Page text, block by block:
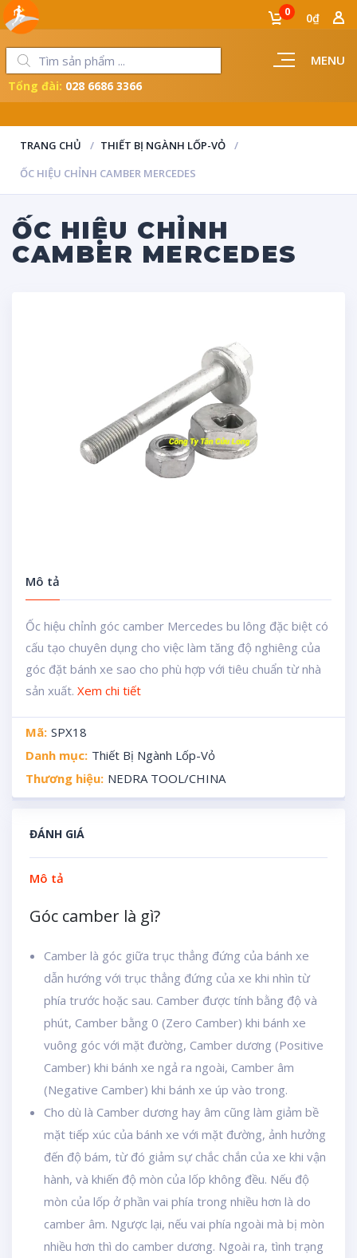
MENU
0 0₫
Tổng đài: 028 6686 3366
TRANG CHỦ
THIẾT BỊ NGÀNH LỐP-VỎ
ỐC HIỆU CHỈNH CAMBER MERCEDES
ỐC HIỆU CHỈNH
CAMBER MERCEDES
Mô tả
Ốc hiệu chỉnh góc camber Mercedes bu lông đặc biệt có
cấu tạo chuyên dụng cho việc làm tăng độ nghiêng của
góc đặt bánh xe sao cho phù hợp với tiêu chuẩn từ nhà
sản xuất. Xem chi tiết
Mã: SPX18
Danh mục: Thiết Bị Ngành Lốp-Vỏ
Thương hiệu: NEDRA TOOL/CHINA
ĐÁNH GIÁ
Mô tả
Góc camber là gì?
Camber là góc giữa trục thẳng đứng của bánh xe
dẫn hướng với trục thẳng đứng của xe khi nhìn từ
phía trước hoặc sau. Camber được tính bằng độ và
phút, Camber bằng 0 (Zero Camber) khi bánh xe
vuông góc với mặt đường, Camber dương (Positive
Camber) khi bánh xe ngả ra ngoài, Camber âm
(Negative Camber) khi bánh xe úp vào trong.
Cho dù là Camber dương hay âm cũng làm giảm bề
mặt tiếp xúc của bánh xe với mặt đường, ảnh hưởng
đến độ bám, từ đó giảm sự chắc chắn của xe khi vận
hành, và khiến độ mòn của lốp không đều. Nếu độ
mòn của lốp ở phần vai phía trong nhiều hơn là do
camber âm. Ngược lại, nếu vai phía ngoài mà bị mòn
nhiều hơn thì do camber dương. Ngoài ra, tình trạng